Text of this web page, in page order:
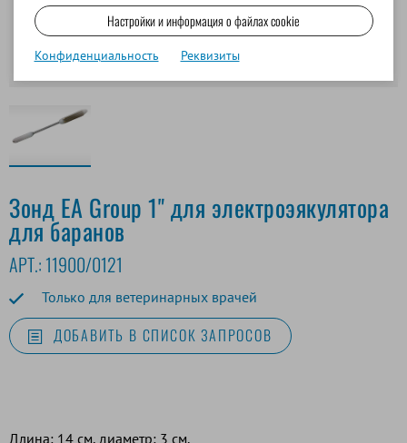
Зонд EA Group 1" для электроэякулятора
для баранов
АРТ.: 11900/0121
Только для ветеринарных врачей
ДОБАВИТЬ В СПИСОК ЗАПРОСОВ
Длина: 14 см, диаметр: 3 см.
Настройки и информация о файлах cookie
Конфиденциальность Реквизиты